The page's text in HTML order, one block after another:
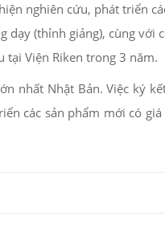
nghiên cứu, phát triển
(thỉnh giảng), cùng
tại Viện Riken trong 3 năm.
Nhật Bản. Việc ký
các sản phẩm mới có